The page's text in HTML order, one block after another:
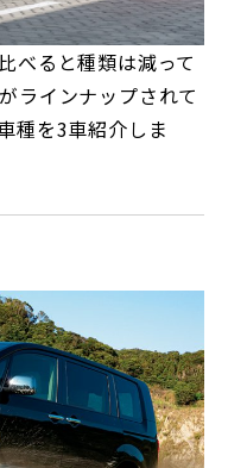
べると種類は減って
ラインナップされて
種を3車紹介しま